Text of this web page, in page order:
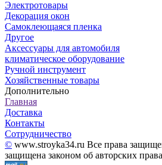
Электротовары
Декорация окон
Самоклеющаяся пленка
Другое
Аксессуары для автомобиля
климатическое оборудование
Ручной инструмент
Хозяйственные товары
Дополнительно
Главная
Доставка
Контакты
Сотрудничество
© www.stroyka34.ru Все права
защищена законом об авторских